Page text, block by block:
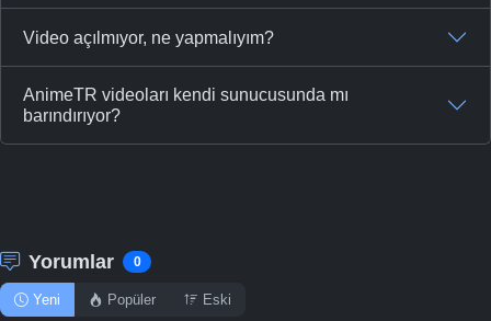
Video açılmıyor, ne yapmalıyım?
AnimeTR videoları kendi sunucusunda mı
barındırıyor?
Yorumlar 0
Yeni Popüler Eski